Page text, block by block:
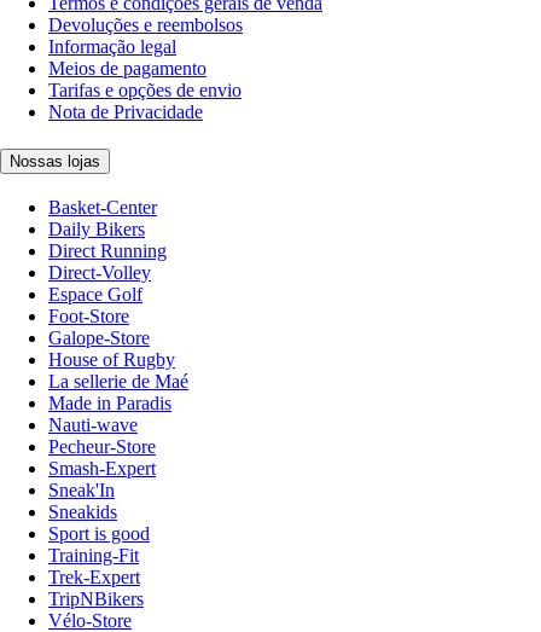
Devoluções e reembolsos
Informação legal
Meios de pagamento
Tarifas e opções de envio
Nota de Privacidade
Nossas lojas
Basket-Center
Daily Bikers
Direct Running
Direct-Volley
Espace Golf
Foot-Store
Galope-Store
House of Rugby
La sellerie de Maé
Made in Paradis
Nauti-wave
Pecheur-Store
Smash-Expert
Sneak'In
Sneakids
Sport is good
Training-Fit
Trek-Expert
TripNBikers
Vélo-Store